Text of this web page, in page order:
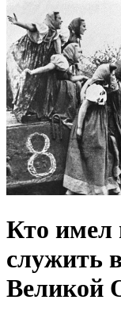
Кто имел
служить
Великой